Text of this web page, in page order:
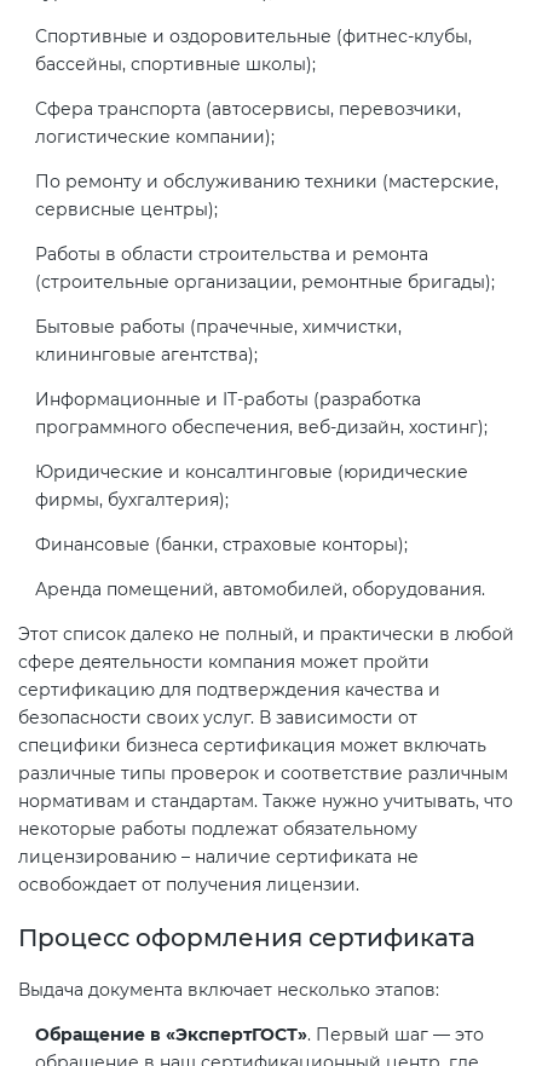
Спортивные и оздоровительные (фитнес-клубы,
бассейны, спортивные школы);
Сфера транспорта (автосервисы, перевозчики,
логистические компании);
По ремонту и обслуживанию техники (мастерские,
сервисные центры);
Работы в области строительства и ремонта
(строительные организации, ремонтные бригады);
Бытовые работы (прачечные, химчистки,
клининговые агентства);
Информационные и IT-работы (разработка
программного обеспечения, веб-дизайн, хостинг);
Юридические и консалтинговые (юридические
фирмы, бухгалтерия);
Финансовые (банки, страховые конторы);
Аренда помещений, автомобилей, оборудования.
Этот список далеко не полный, и практически в любой
сфере деятельности компания может пройти
сертификацию для подтверждения качества и
безопасности своих услуг. В зависимости от
специфики бизнеса сертификация может включать
различные типы проверок и соответствие различным
нормативам и стандартам. Также нужно учитывать, что
некоторые работы подлежат обязательному
лицензированию – наличие сертификата не
освобождает от получения лицензии.
Процесс оформления сертификата
Выдача документа включает несколько этапов:
Обращение в «ЭкспертГОСТ». Первый шаг — это